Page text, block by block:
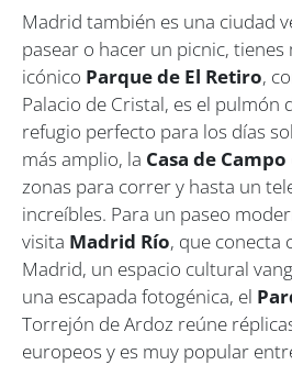
Madrid también es una ciudad
pasear o hacer un picnic, tienes
icónico Parque de El Retiro,
Palacio de Cristal, es el pulmón
refugio perfecto para los días
más amplio, la Casa de Campo
zonas para correr y hasta un
increíbles. Para un paseo
visita Madrid Río, que conecta
Madrid, un espacio cultural
una escapada fotogénica, el
Torrejón de Ardoz reúne
europeos y es muy popular